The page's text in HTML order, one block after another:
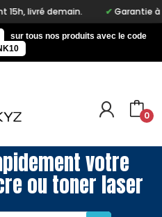
livré demain. Garantie à
sur tous nos produits avec le code
0
votre
ou toner laser